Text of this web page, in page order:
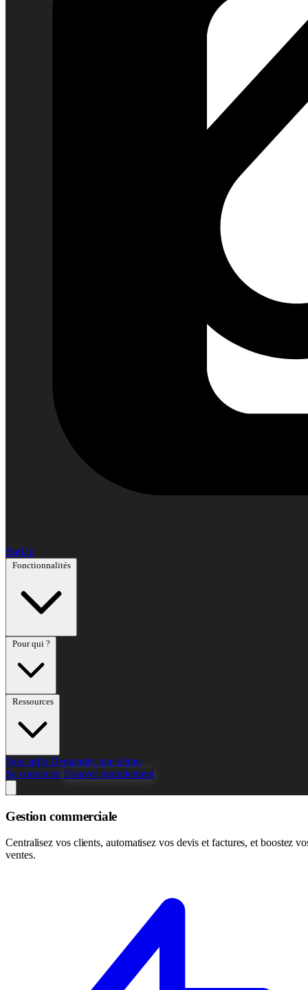
BatUp
Fonctionnalités
Pour qui ?
Ressources
Nos tarifs Demander une démo
Se connecterEssayer gratuitement
Gestion commerciale
Centralisez vos clients, automatisez vos devis et factures, et boostez
ventes.